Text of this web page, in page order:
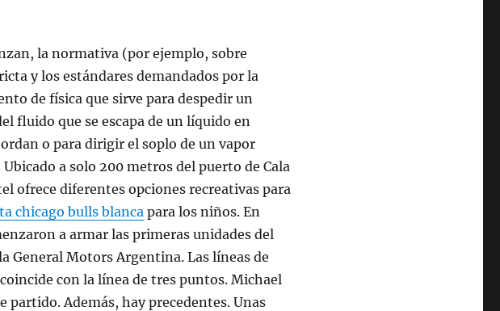
la normativa (por ejemplo, sobre
y los estándares demandados por la
de física que sirve para despedir un
fluido que se escapa de un líquido en
o para dirigir el soplo de un vapor
a solo 200 metros del puerto de Cala
ofrece diferentes opciones recreativas para
chicago bulls blanca para los niños. En
a armar las primeras unidades del
General Motors Argentina. Las líneas de
con la línea de tres puntos. Michael
partido. Además, hay precedentes. Unas